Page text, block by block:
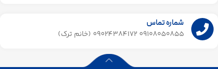
شماره تماس
09108050855 09024384172 (خانم ترک)